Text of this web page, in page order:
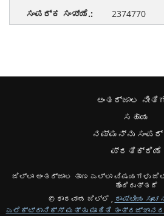
2374770
ಅಂತರ್ಜಾಲ
ಸಹಾಯ
ನಮ್ಮನ್ನು
ಪ್ರತಿಕ್ರಿಯೆ
ಜಿಲ್ಲಾ ಅಂತರ್ಜಾಲ ತಾಣ ಎಲ್ಲಾ ವಿಷಯಗಳು
ಹೊಂದಿರುತ್ತದೆ
© ಧಾರವಾಡ ಜಿಲ್ಲೆ , ರಾಷ್ಟೀಯ
ಎಲೆಕ್ಟ್ರಾನಿಕ್ಸ್ ಮತ್ತು ಮಾಹಿತಿ